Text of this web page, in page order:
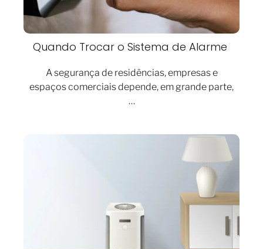
Quando Trocar o Sistema de Alarme
A segurança de residências, empresas e
espaços comerciais depende, em grande parte,
…